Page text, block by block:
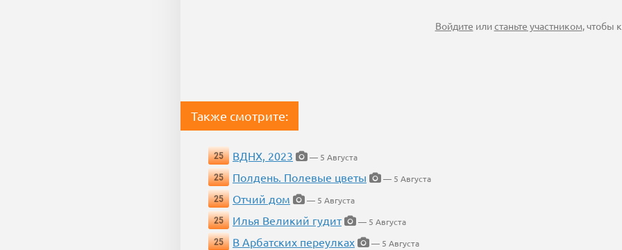
Войдите илистаньте участником, чтобы
Также смотрите:
25 ВДНХ, 2023
— 5 Августа
25
Полдень. Полевые цветы
— 5 Августа
25
Отчий дом
— 5 Августа
25
Илья Великий гудит
— 5 Августа
25
В Арбатских переулках
— 5 Августа